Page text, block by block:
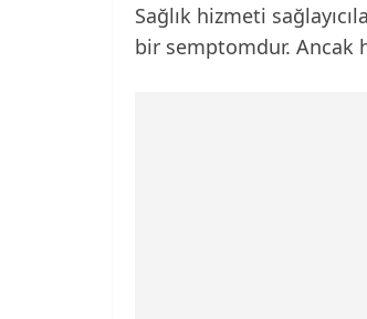
Sağlık hizmeti
bir semptomdur. Ancak